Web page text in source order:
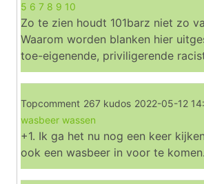
5 6 7 8 9 10
Zo te zien houdt 101barz niet zo
Waarom worden blanken hier
toe-eigenende, priviligerende
Topcomment 267 kudos 2022-05-12
wasbeer wassen
+1. Ik ga het nu nog een keer
ook een wasbeer in voor te komen.